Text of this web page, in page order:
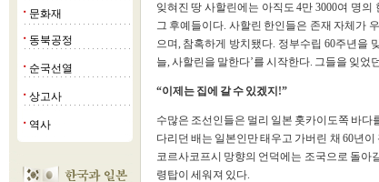
■ 문화재
■ 동북공정
■ 순국선열
■ 상고사
■ 역사
잊혀진 땅 사할린에는 아직도 4만 3000여 명
그 후예들이다. 사할린 한인들은 존재 자체가
으며, 참혹하게 방치됐다. 정부수립 60주년을
늘, 사할린을 말한다’를 시작한다. 그들을 잊었
“이제는 집에 갈 수 있겠지!”
수많은 조선인들은 멀리 일본 홋카이도쪽 바다
다리던 배는 일본인만 태우고 가버린 채 60년
코르사코프시 망향의 언덕에는 조국으로 돌아
령탑이 세워져 있다.